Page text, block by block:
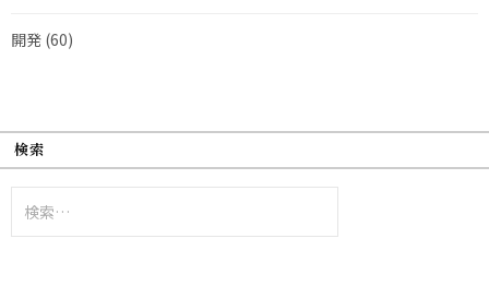
開発 (60)
検索
索: